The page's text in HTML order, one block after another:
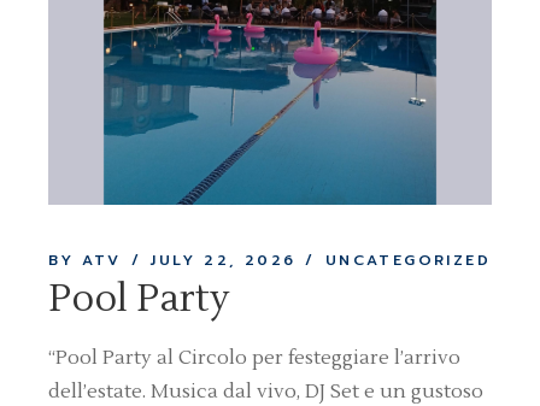
BY ATV JULY 22, 2026 UNCATEGORIZED
Pool Party
“Pool Party al Circolo per festeggiare l’arrivo
dell’estate. Musica dal vivo, DJ Set e un gustoso